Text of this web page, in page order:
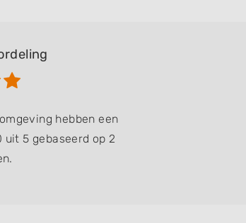
hebben een
5 gebaseerd op 2